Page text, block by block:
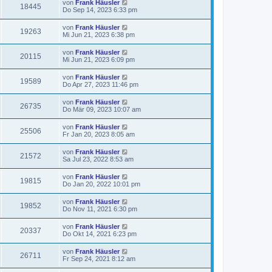
18445 von Frank Häusler
Do Sep 14, 2023 6:33 pm
19263 von Frank Häusler
Mi Jun 21, 2023 6:38 pm
20115 von Frank Häusler
Mi Jun 21, 2023 6:09 pm
19589 von Frank Häusler
Do Apr 27, 2023 11:46 pm
26735 von Frank Häusler
Do Mär 09, 2023 10:07 am
25506 von Frank Häusler
Fr Jan 20, 2023 8:05 am
21572 von Frank Häusler
Sa Jul 23, 2022 8:53 am
19815 von Frank Häusler
Do Jan 20, 2022 10:01 pm
19852 von Frank Häusler
Do Nov 11, 2021 6:30 pm
20337 von Frank Häusler
Do Okt 14, 2021 6:23 pm
26711 von Frank Häusler
Fr Sep 24, 2021 8:12 am